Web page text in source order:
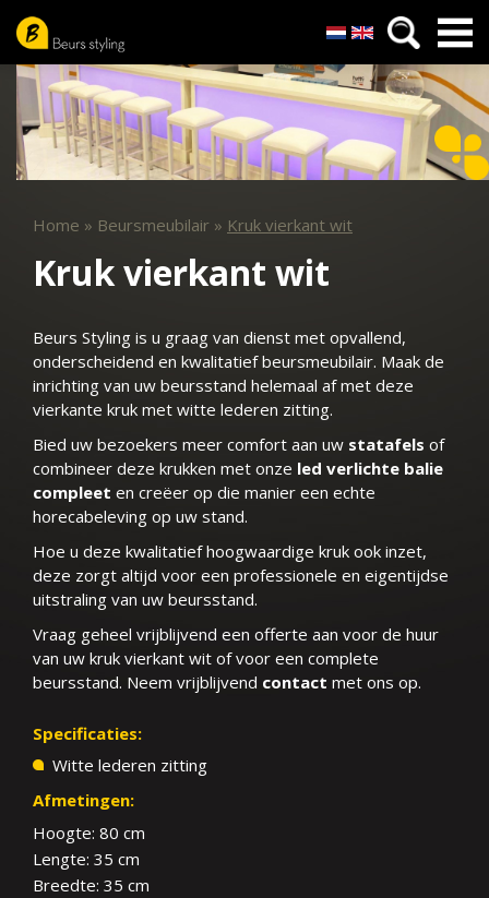
Nederlands
English
Overslaan
naar
de
inhoud
Home » Beursmeubilair » Kruk vierkant wit
Kruk vierkant wit
Beurs Styling is u graag van dienst met opvallend,
onderscheidend en kwalitatief beursmeubilair. Maak de
inrichting van uw beursstand helemaal af met deze
vierkante kruk met witte lederen zitting.
Bied uw bezoekers meer comfort aan uw statafels of
combineer deze krukken met onze led verlichte balie
compleet en creëer op die manier een echte
horecabeleving op uw stand.
Hoe u deze kwalitatief hoogwaardige kruk ook inzet,
deze zorgt altijd voor een professionele en eigentijdse
uitstraling van uw beursstand.
Vraag geheel vrijblijvend een offerte aan voor de huur
van uw kruk vierkant wit of voor een complete
beursstand. Neem vrijblijvend contact met ons op.
Specificaties:
Witte lederen zitting
Afmetingen:
Hoogte: 80 cm
Lengte: 35 cm
Breedte: 35 cm